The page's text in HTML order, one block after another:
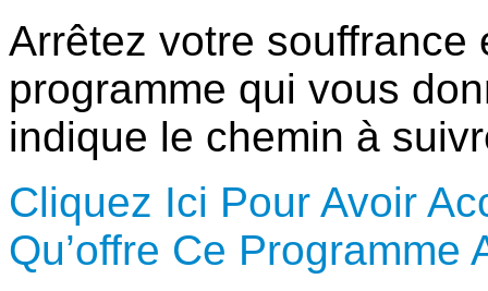
Arrêtez votre souffrance
programme qui vous
indique le chemin à
Cliquez Ici Pour Avoir
Qu’offre Ce Programme